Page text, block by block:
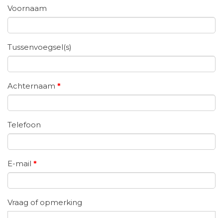
Voornaam
Tussenvoegsel(s)
Achternaam *
Telefoon
E-mail *
Vraag of opmerking